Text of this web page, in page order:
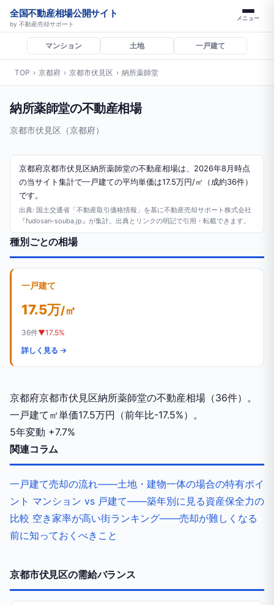
全国不動産相場公開サイト
by 不動産売却サポート
メニュー
マンション 土地 一戸建て
TOP › 京都府 › 京都市伏見区 › 納所薬師堂
納所薬師堂の不動産相場
京都市伏見区（京都府）
京都府京都市伏見区納所薬師堂の不動産相場は、2026年8月時点
の当サイト集計で一戸建ての平均単価は17.5万円/㎡（成約36件）
です。
出典: 国土交通省「不動産取引価格情報」を基に不動産売却サポート株式会社
『fudosan-souba.jp』が集計。出典とリンクの明記で引用・転載できます。
種別ごとの相場
一戸建て
17.5万/㎡
36件▼17.5%
詳しく見る →
京都府京都市伏見区納所薬師堂の不動産相場（36件）。
一戸建て㎡単価17.5万円（前年比-17.5%）。
5年変動 +7.7%
関連コラム
一戸建て売却の流れ——土地・建物一体の場合の特有ポイ
ント マンション vs 戸建て——築年別に見る資産保全力の
比較 空き家率が高い街ランキング——売却が難しくなる
前に知っておくべきこと
京都市伏見区の需給バランス